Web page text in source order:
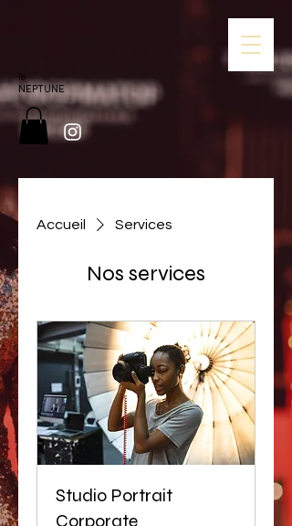
le
NEPTUNE
Accueil Services
Nos services
Studio Portrait
Corporate